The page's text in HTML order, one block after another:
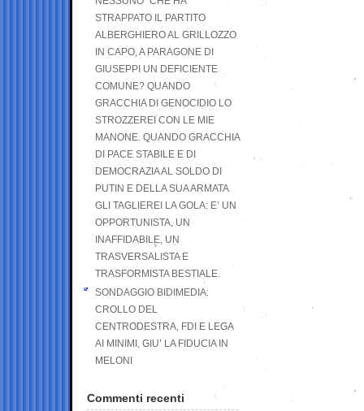
STRAPPATO IL PARTITO
ALBERGHIERO AL GRILLOZZO
IN CAPO, A PARAGONE DI
GIUSEPPI UN DEFICIENTE
COMUNE? QUANDO
GRACCHIA DI GENOCIDIO LO
STROZZEREI CON LE MIE
MANONE. QUANDO GRACCHIA
DI PACE STABILE E DI
DEMOCRAZIA AL SOLDO DI
PUTIN E DELLA SUA ARMATA
GLI TAGLIEREI LA GOLA: E’ UN
OPPORTUNISTA, UN
INAFFIDABILE, UN
TRASVERSALISTA E
TRASFORMISTA BESTIALE.
SONDAGGIO BIDIMEDIA:
CROLLO DEL
CENTRODESTRA, FDI E LEGA
AI MINIMI, GIU’ LA FIDUCIA IN
MELONI
Commenti recenti